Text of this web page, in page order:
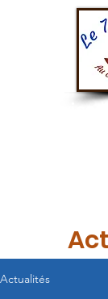
Au service
Actualités